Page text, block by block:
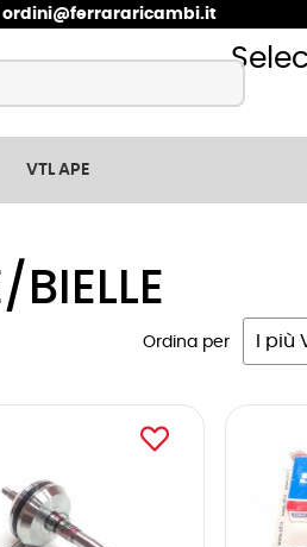
ordini@ferrararicambi.it
VTL APE
BIELLE
Ordina per